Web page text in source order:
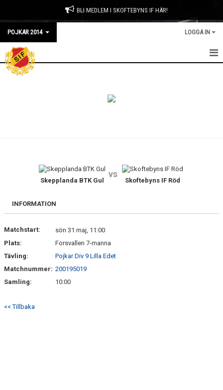
BLI MEDLEM I SKOFTEBYNS IF HÄR!
POJKAR 2014 LOGGA IN
HEM
BILDGALLERI
DOKUMENT
LÄNKAR
Skepplanda BTK Gul
vs
Skoftebyns IF Röd
INFORMATION
Matchstart:
sön 31 maj, 11:00
Plats:
Forsvallen 7-manna
Tävling:
Pojkar Div 9 Lilla Edet
Matchnummer: 200195019
Samling:
10:00
<< Tillbaka